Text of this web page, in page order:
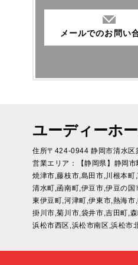
メールでのお問い
ユーディーホ
住所〒424-0944 静岡市清水区
営業エリア：【静岡県】静岡
焼津市,藤枝市,島田市,川根本
清水町,函南町,伊豆市,伊豆の
東伊豆町,河津町,伊東市,熱海
掛川市,菊川市,袋井市,吉田町,
浜松市西区,浜松市南区,浜松市